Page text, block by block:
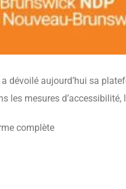
dévoilé aujourd’hui sa
les mesures
complète